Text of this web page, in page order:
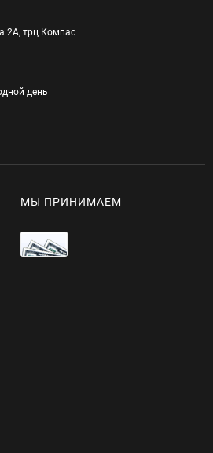
2А, трц Компас
день
МЫ ПРИНИМАЕМ